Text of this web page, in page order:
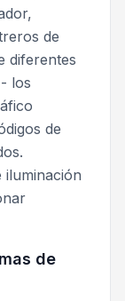
de
diferentes
los
de
iluminación
de